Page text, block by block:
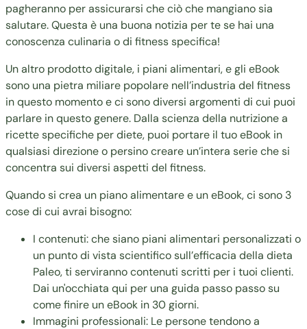
pagheranno per assicurarsi che ciò che mangiano sia
salutare. Questa è una buona notizia per te se hai una
conoscenza culinaria o di fitness specifica!
Un altro prodotto digitale, i piani alimentari, e gli eBook
sono una pietra miliare popolare nell’industria del fitness
in questo momento e ci sono diversi argomenti di cui puoi
parlare in questo genere. Dalla scienza della nutrizione a
ricette specifiche per diete, puoi portare il tuo eBook in
qualsiasi direzione o persino creare un’intera serie che si
concentra sui diversi aspetti del fitness.
Quando si crea un piano alimentare e un eBook, ci sono 3
cose di cui avrai bisogno:
I contenuti: che siano piani alimentari personalizzati o
un punto di vista scientifico sull’efficacia della dieta
Paleo, ti serviranno contenuti scritti per i tuoi clienti.
Dai un'occhiata qui per una guida passo passo su
come finire un eBook in 30 giorni.
Immagini professionali: Le persone tendono a